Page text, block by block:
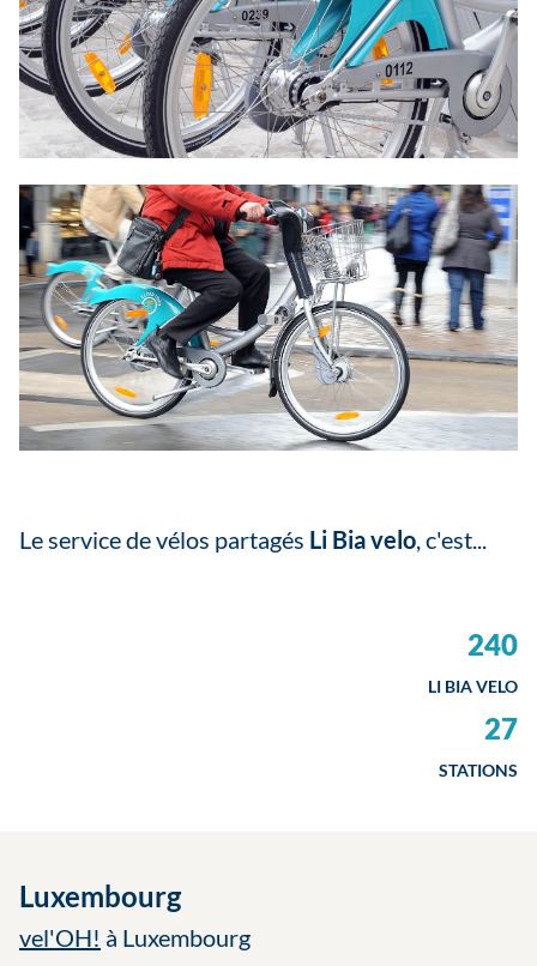
Le service de vélos partagés Li Bia velo, c'est...
240
LI BIA VELO
27
STATIONS
Luxembourg
vel'OH! à Luxembourg